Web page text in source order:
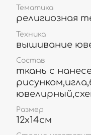
Тематика
религиозная
Техника
вышивание
Состав
ткань с
Размер
12х14см